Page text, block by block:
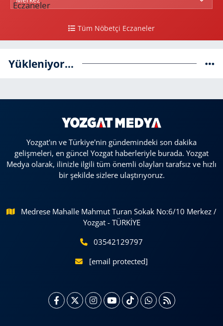
Tüm Nöbetçi Eczaneler
Yükleniyor...
Yozgat'ın ve Türkiye'nin gündemindeki son dakika
gelişmeleri, en güncel Yozgat haberleriyle burada. Yozgat
Medya olarak, ilinizle ilgili tüm önemli olayları tarafsız ve hızlı
bir şekilde sizlere ulaştırıyoruz.
Medrese Mahalle Mahmut Turan Sokak No:6/10 Merkez /
Yozgat - TÜRKİYE
03542129797
[email protected]